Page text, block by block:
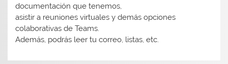
documentación que tenemos,
asistir a reuniones virtuales y demás opciones
colaborativas de Teams.
Además, podrás leer tu correo, listas, etc.